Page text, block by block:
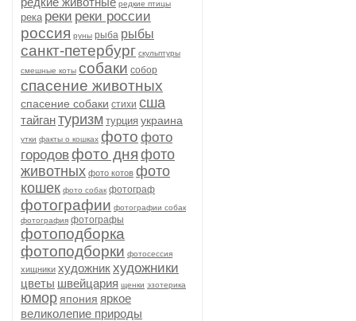
редкие птицы
река реки реки россии
россия руны рыба рыбы
санкт-петербург скульптуры
смешные коты собаки собор
спасение животных
спасение собаки стихи сша
тайгантуризм турция украина
утки факты о кошках фото фото
городовфото дня фото
животных фото котов фото
кошек фото собак фотограф
фотографии фотографии собак
фотография фотографы
фотоподборка
фотоподборки фотосессия
хищники художникхудожники
цветы швейцария щенки эзотерика
юмор япония яркое
великолепие природы